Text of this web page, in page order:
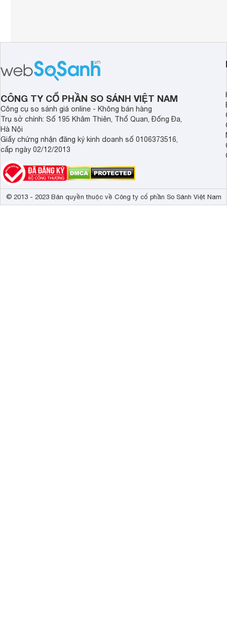
CÔNG TY CỔ PHẦN SO SÁNH VIỆT NAM
Công cụ so sánh giá online - Không bán hàng
Trụ sở chính: Số 195 Khâm Thiên, Thổ Quan, Đống Đa,
Hà Nội
Giấy chứng nhận đăng ký kinh doanh số 0106373516,
cấp ngày 02/12/2013
© 2013 - 2023 Bản quyền thuộc về Công ty cổ phần So Sánh Việt Nam